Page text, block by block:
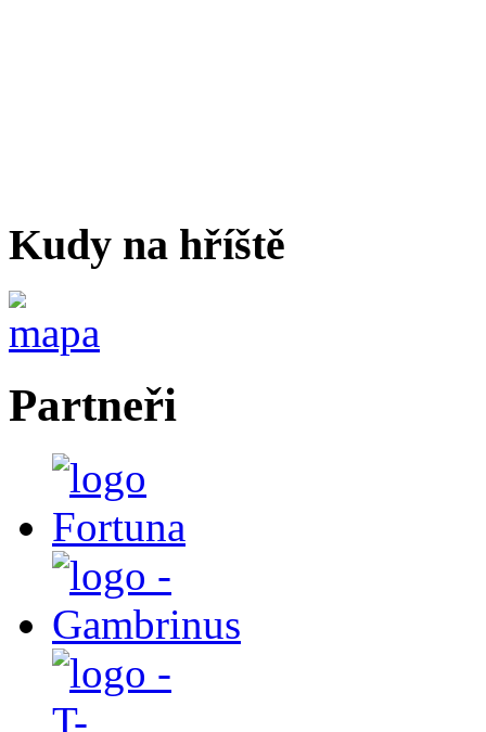
Kudy na hříště
Partneři